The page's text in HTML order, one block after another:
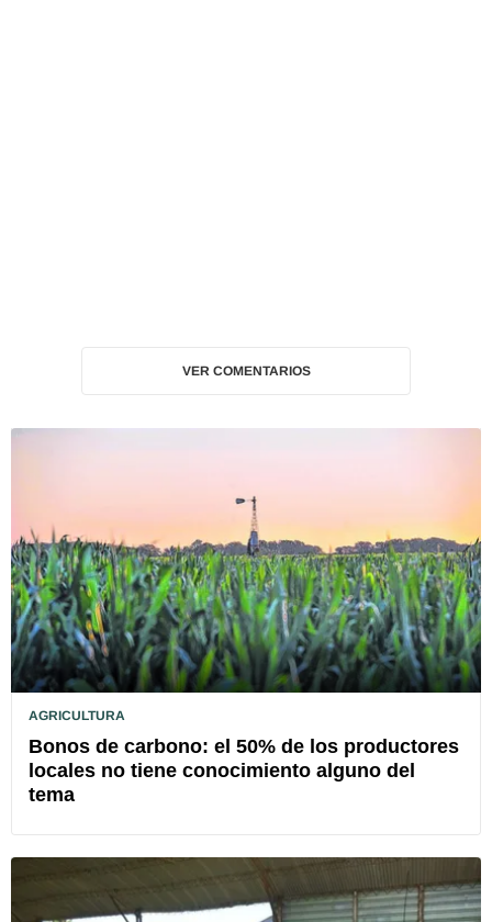
VER COMENTARIOS
AGRICULTURA
Bonos de carbono: el 50% de los productores
locales no tiene conocimiento alguno del
tema